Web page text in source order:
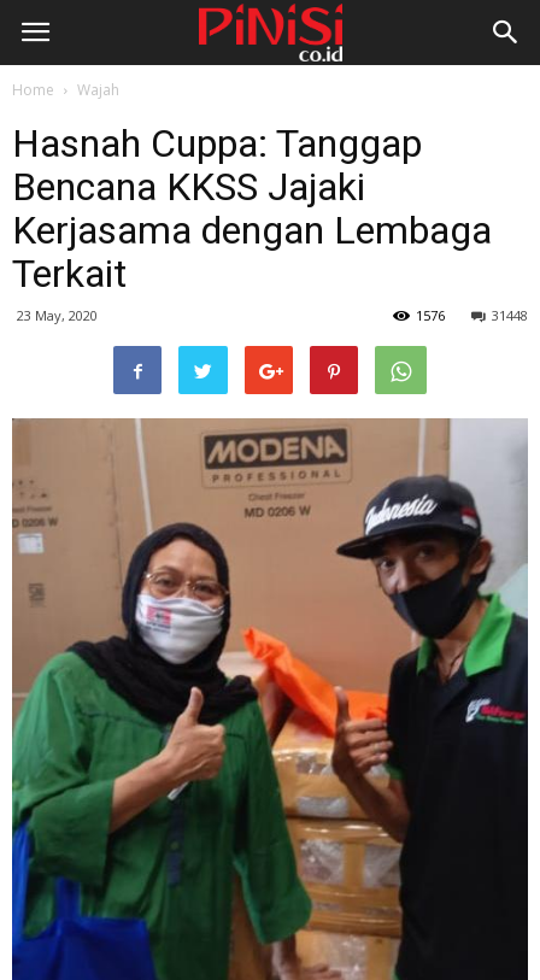
Home Wajah
Hasnah Cuppa: Tanggap
Bencana KKSS Jajaki
Kerjasama dengan Lembaga
Terkait
23 May, 2020 31448
1576